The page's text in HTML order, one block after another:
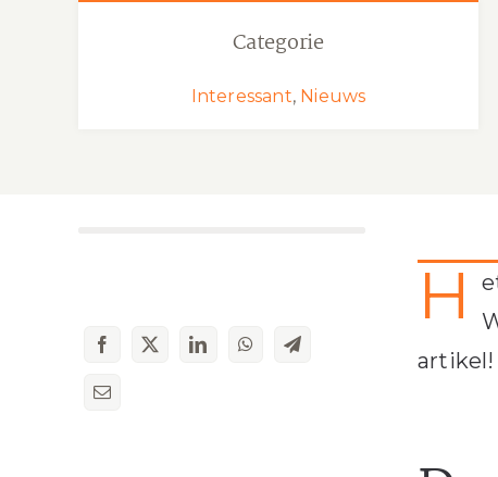
Categorie
Interessant, Nieuws
H
artikel!